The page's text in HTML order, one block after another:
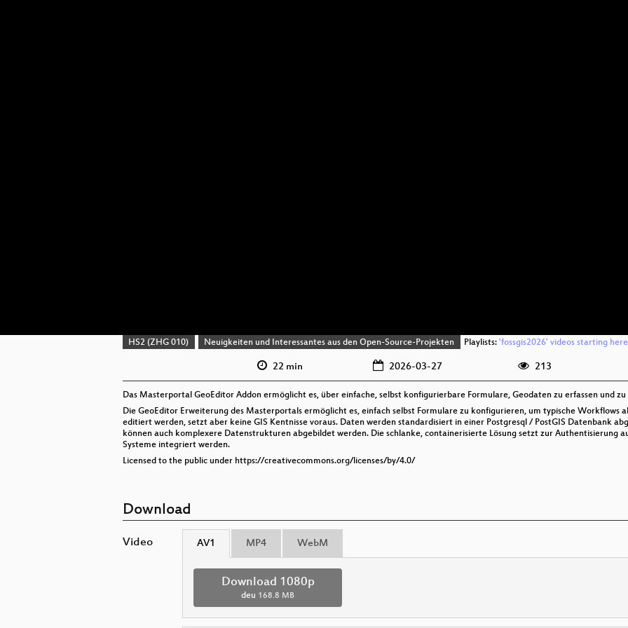
HS2 (ZHG 010) Neuigkeiten und Interessantes aus den Open-Source-Projekten Playlists: 'fossgis2026' videos starting here
22 min 2026-03-27 213
Das Masterportal GeoEditor Addon ermöglicht es, über einfache, selbst konfigurierbare Formulare, Geodaten zu erfassen und zu
Die GeoEditor Erweiterung des Masterportals ermöglicht es, einfach selbst Formulare zu konfigurieren, um typische Workflows
editiert werden, setzt aber keine GIS Kentnisse voraus. Daten werden standardisiert in einer Postgresql / PostGIS Datenbank
können auch komplexere Datenstrukturen abgebildet werden. Die schlanke, containerisierte Lösung setzt zur Authentisierung
Systeme integriert werden.
Licensed to the public under https://creativecommons.org/licenses/by/4.0/
Download
Video AV1 MP4 WebM
Download 1080p
deu 168.8 MB